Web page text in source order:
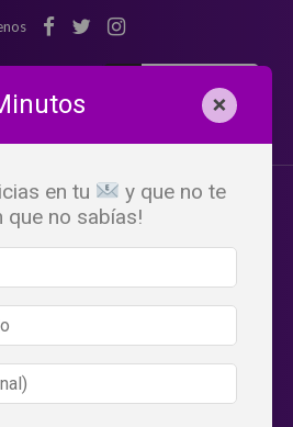
×
en tu
y que no te
que no sabías!